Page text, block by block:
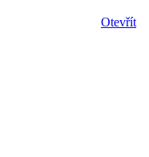
Otevřít